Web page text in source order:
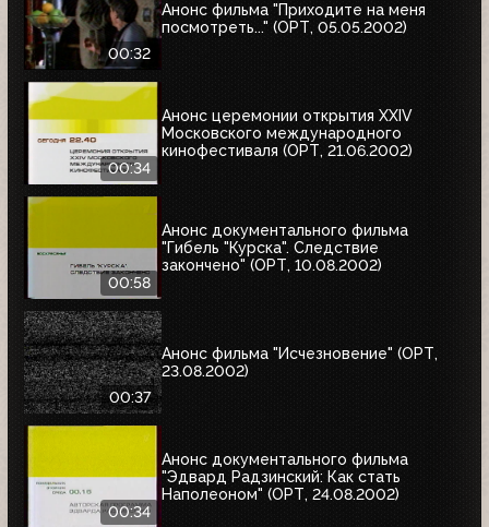
00:32
Анонс фильма "Приходите на меня
посмотреть..." (ОРТ, 05.05.2002)
00:34
Анонс церемонии открытия XXIV
Московского международного
кинофестиваля (ОРТ, 21.06.2002)
00:58
Анонс документального фильма
"Гибель "Курска". Следствие
закончено" (ОРТ, 10.08.2002)
00:37
Анонс фильма "Исчезновение" (ОРТ,
23.08.2002)
00:34
Анонс документального фильма
"Эдвард Радзинский: Как стать
Наполеоном" (ОРТ, 24.08.2002)